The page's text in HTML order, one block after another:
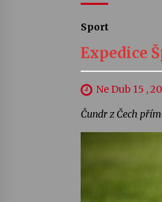
Sport
Expedice
Ne Dub 15 ,
Čundr z Čech